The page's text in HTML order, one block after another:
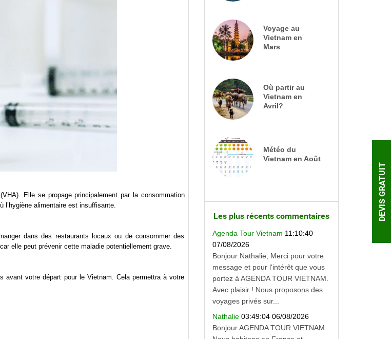
Elle se propage principalement par la consommation
l’hygiène alimentaire est insuffisante.
dans des restaurants locaux ou de consommer des
elle peut prévenir cette maladie potentiellement grave.
avant votre départ pour le Vietnam. Cela permettra à votre
Voyage au
Vietnam en
Mars
Où partir au
Vietnam en
Avril?
Météo du
Vietnam en Août
Les plus récents commentaires
Agenda Tour Vietnam 11:10:40
07/08/2026
Bonjour Nathalie, Merci pour votre
message et pour l'intérêt que vous
portez à AGENDA TOUR VIETNAM.
Avec plaisir ! Nous proposons des
voyages privés sur...
Nathalie 03:49:04 06/08/2026
Bonjour AGENDA TOUR VIETNAM.
DEVIS GRATUIT